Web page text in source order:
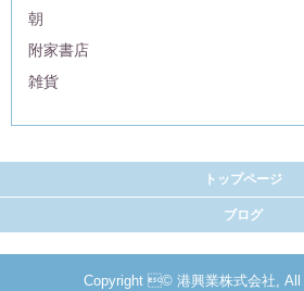
朝
附家書店
雑貨
トップページ
ブログ
Copyright © 港興業株式会社, All